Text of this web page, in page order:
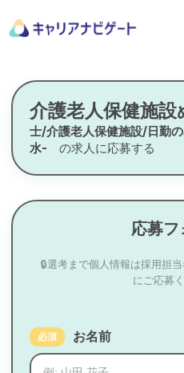
介護老人保健施
士/介護老人保健施設/日勤
水- の求人に応募する
応募フ
🔒選考まで個人情報は採用担
にご応募
必須 お名前